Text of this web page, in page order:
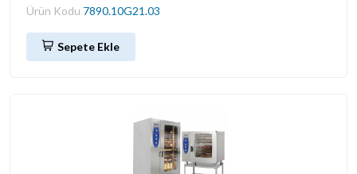
Ürün Kodu 7890.10G21.03
Sepete Ekle